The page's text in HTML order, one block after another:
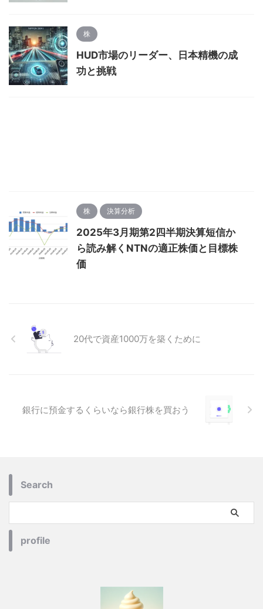
株
HUD市場のリーダー、日本精機の成
功と挑戦
株 決算分析
2025年3月期第2四半期決算短信か
ら読み解くNTNの適正株価と目標株
価
20代で資産1000万を築くために
銀行に預金するくらいなら銀行株を買おう
Search
profile